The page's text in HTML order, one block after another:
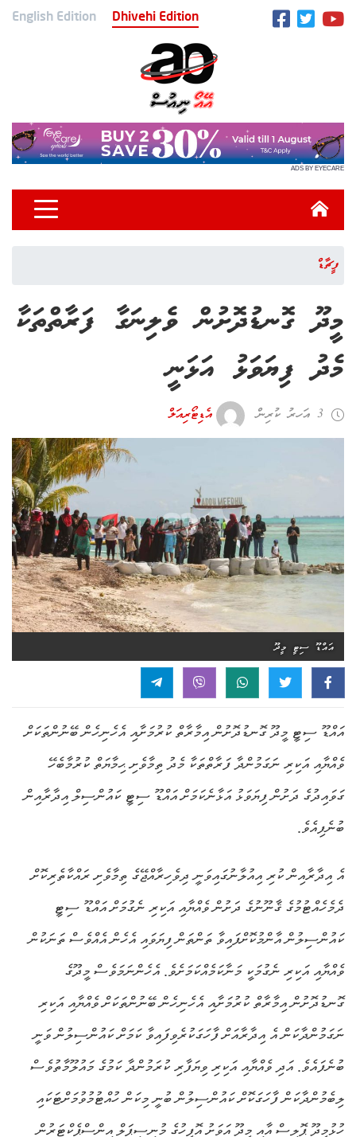
English Edition Dhivehi Edition
ADS BY EYECARE
ފީޗާޑް
މީދޫ ގޮނޑުދޮށުން ވެލިނަގާ ފަރާތްތަކާ
މެދު ފިޔަވަޅު އަޅަނީ
3 އަހރު ކުރިން އެޑިޓޯރިއަލް
އައްޑޫ ސިޓީ މީދޫ
އައްޑޫ ސިޓީ މީދޫ ގޮނޑުދޮށުން އިމާރާތް ކުރުމަށާއި އެހެނިހެން ބޭނުންތަކަށް
ވެއްޔާއި އަކިރި ނަގަމުންދާ ފަރާތްތަކާ މެދު ތިމާވެށި ޙިމާޔަތް ކުރުމާބެހޭ
ގަވައިދުގެ ދަށުން ފިޔަވަޅު އަޅާނެކަމަށް އައްޑޫ ސިޓީ ކައުންސިލް އިދާރާއިން
ބުނެފިއެވެ.
އެ އިދާރާއިން ކުރި އިއުލާނުގައިވަނީ ދިވެހިރާއްޖޭގެ ތިމާވެށި ރައްކާތެރިކޮށް
ދެމެހެއްޓުމުގެ ޤާނޫނުގެ ދަށުން ވެއްޔާއި އަކިރި ނެގުމަށް އައްޑޫ ސިޓީ
ކައުންސިލުން އާންމުކޮށްފައިވާ ތަންތަން ފިޔަވައި އެހެން އެއްވެސް ތަނަކުން
ވެއްޔާއި އަކިރި ނެގުމަކީ މަނާކަމެއްކަމަށެވެ. އެހެންނަމަވެސް މީދޫގެ
ގޮނޑުދޮށުން އިމާރާތް ކުރުމަށާއި އެހެނިހެން ބޭނުންތަކަށް ވެއްޔާއި އަކިރި
ނަގަމުންދާކަން އެ އިދާރާއަށް ފާހަގަކުރެވިފައިވާ ކަމަށް ކައުންސިލުން ވަނީ
ބުނެފައެވެ. އަދި ވެއްޔާއި އަކިރި ވިޔަފާރި ކުރަމުންދާ ކަމުގެ މައުލޫމާތުވެސް
ލިބެމުންދާކަން ފާހަގަކޮށް ކައުންސިލުން ބުނީ މިކަން ހުއްޓުމުވުމަށްޓަކައި
ހުޅުމީދޫ ޕޮލިސް އާއި މީދޫ އަވަށު އޮފީހުގެ މުނިސިޕަލް އިންސްޕެކްޓަރުން